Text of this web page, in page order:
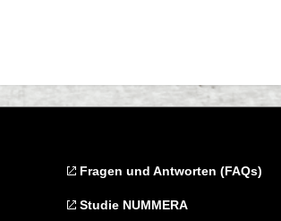
Fragen und Antworten (FAQs)
Studie NUMMERA